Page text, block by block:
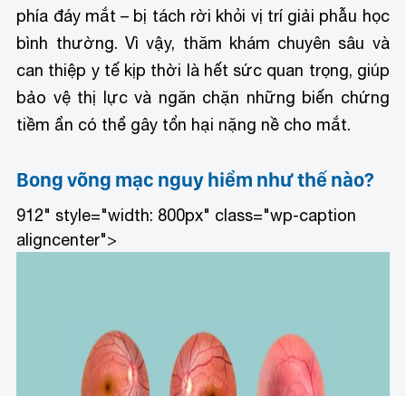
phía đáy mắt – bị tách rời khỏi vị trí giải phẫu học
bình thường. Vì vậy, thăm khám chuyên sâu và
can thiệp y tế kịp thời là hết sức quan trọng, giúp
bảo vệ thị lực và ngăn chặn những biến chứng
tiềm ẩn có thể gây tổn hại nặng nề cho mắt.
Bong võng mạc nguy hiểm như thế nào?
912" style="width: 800px" class="wp-caption
aligncenter">